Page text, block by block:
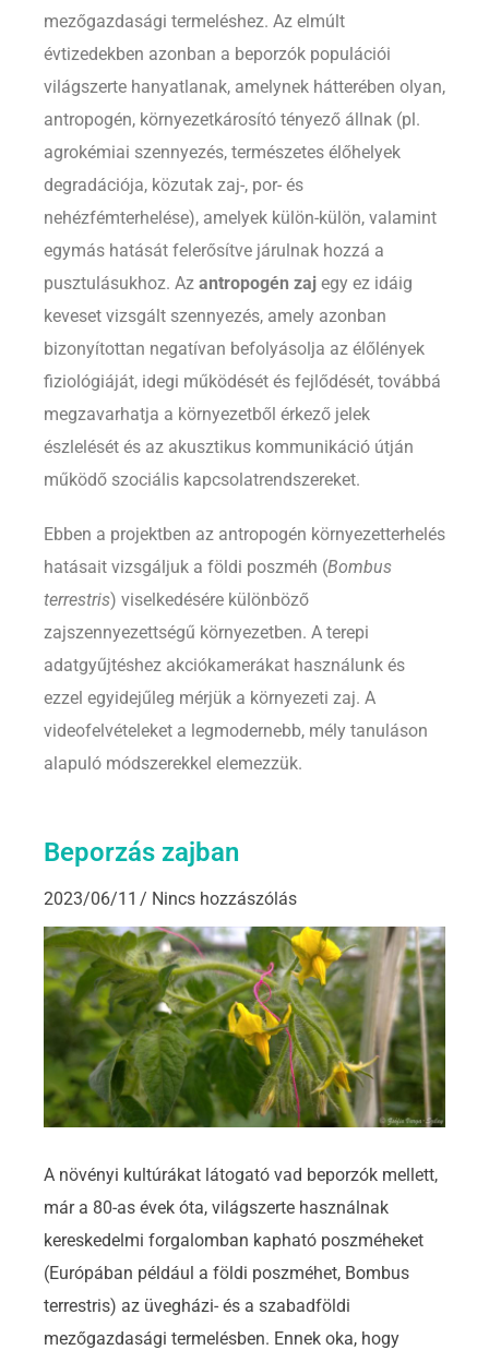
mezőgazdasági termeléshez. Az elmúlt
évtizedekben azonban a beporzók populációi
világszerte hanyatlanak, amelynek hátterében olyan,
antropogén, környezetkárosító tényező állnak (pl.
agrokémiai szennyezés, természetes élőhelyek
degradációja, közutak zaj-, por- és
nehézfémterhelése), amelyek külön-külön, valamint
egymás hatását felerősítve járulnak hozzá a
pusztulásukhoz. Az antropogén zaj egy ez idáig
keveset vizsgált szennyezés, amely azonban
bizonyítottan negatívan befolyásolja az élőlények
fiziológiáját, idegi működését és fejlődését, továbbá
megzavarhatja a környezetből érkező jelek
észlelését és az akusztikus kommunikáció útján
működő szociális kapcsolatrendszereket.
Ebben a projektben az antropogén környezetterhelés
hatásait vizsgáljuk a földi poszméh (Bombus
terrestris) viselkedésére különböző
zajszennyezettségű környezetben. A terepi
adatgyűjtéshez akciókamerákat használunk és
ezzel egyidejűleg mérjük a környezeti zaj. A
videofelvételeket a legmodernebb, mély tanuláson
alapuló módszerekkel elemezzük.
Beporzás zajban
2023/06/11 Nincs hozzászólás
A növényi kultúrákat látogató vad beporzók mellett,
már a 80-as évek óta, világszerte használnak
kereskedelmi forgalomban kapható poszméheket
(Európában például a földi poszméhet, Bombus
terrestris) az üvegházi- és a szabadföldi
mezőgazdasági termelésben. Ennek oka, hogy